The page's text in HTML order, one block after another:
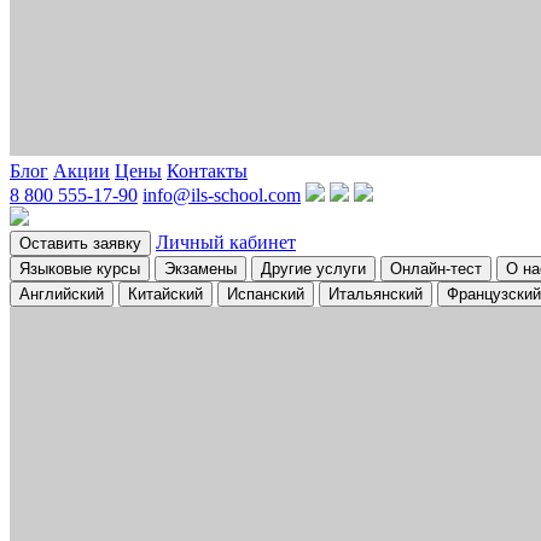
Блог Акции Цены Контакты
8 800 555-17-90 info@ils-school.com
Оставить заявку Личный кабинет
Языковые курсы Экзамены Другие услуги Онлайн-тест
О
Английский
Китайский Испанский Итальянский Французский